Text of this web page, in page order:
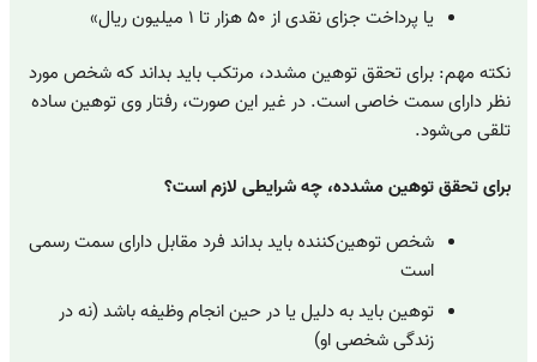
یا پرداخت جزای نقدی از ۵۰ هزار تا ۱ میلیون ریال»
نکته مهم: برای تحقق توهین مشدد، مرتکب باید بداند که شخص مورد
نظر دارای سمت خاصی است. در غیر این صورت، رفتار وی توهین ساده
تلقی می‌شود.
برای تحقق توهین مشدده، چه شرایطی لازم است؟
شخص توهین‌کننده باید بداند فرد مقابل دارای سمت رسمی
است
توهین باید به دلیل یا در حین انجام وظیفه باشد (نه در
زندگی شخصی او)